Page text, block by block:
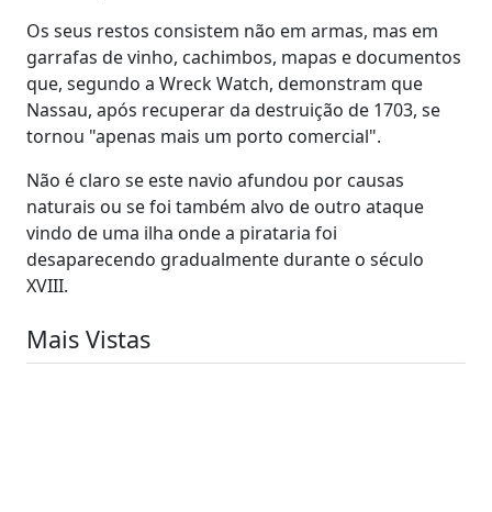
Os seus restos consistem não em armas, mas em
garrafas de vinho, cachimbos, mapas e documentos
que, segundo a Wreck Watch, demonstram que
Nassau, após recuperar da destruição de 1703, se
tornou "apenas mais um porto comercial".
Não é claro se este navio afundou por causas
naturais ou se foi também alvo de outro ataque
vindo de uma ilha onde a pirataria foi
desaparecendo gradualmente durante o século
XVIII.
Mais Vistas